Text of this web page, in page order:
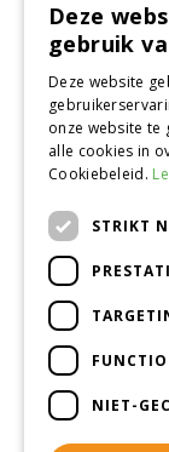
Deze
gebruik
Deze website
onze website te
alle cookies in
Cookiebeleid.
STRIKT
NIET-